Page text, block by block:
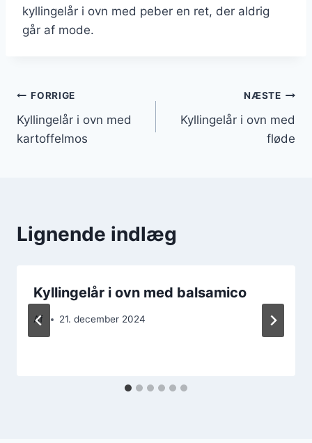
kyllingelår i ovn med peber en ret, der aldrig
går af mode.
Indlægsnavigation
FORRIGE
Kyllingelår i ovn med
kartoffelmos
NÆSTE
Kyllingelår i ovn med
fløde
Lignende indlæg
Kyllingelår i ovn med balsamico
Af 21. december 2024